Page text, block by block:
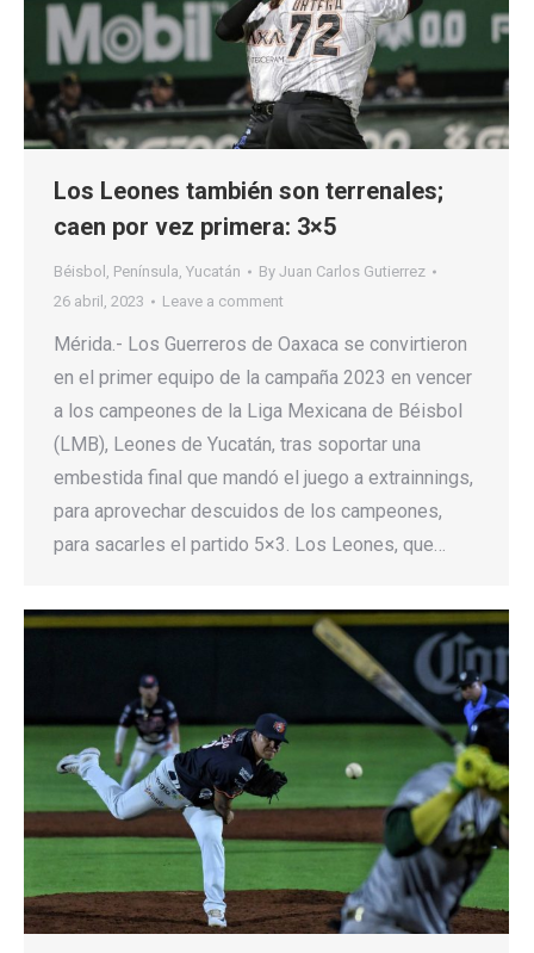
Los Leones también son terrenales;
caen por vez primera: 3×5
Béisbol , Península, Yucatán By Juan Carlos Gutierrez
26 abril, 2023
Leave a comment
Mérida.- Los Guerreros de Oaxaca se convirtieron
en el primer equipo de la campaña 2023 en vencer
a los campeones de la Liga Mexicana de Béisbol
(LMB), Leones de Yucatán, tras soportar una
embestida final que mandó el juego a extrainnings,
para aprovechar descuidos de los campeones,
para sacarles el partido 5×3. Los Leones, que…